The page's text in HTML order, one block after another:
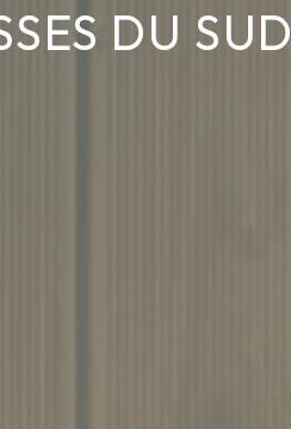
DU SUD